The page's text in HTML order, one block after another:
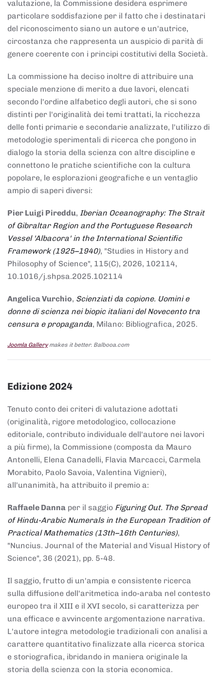
valutazione, la Commissione desidera esprimere
particolare soddisfazione per il fatto che i destinatari
del riconoscimento siano un autore e un'autrice,
circostanza che rappresenta un auspicio di parità di
genere coerente con i principi costitutivi della Società.
La commissione ha deciso inoltre di attribuire una
speciale menzione di merito a due lavori, elencati
secondo l'ordine alfabetico degli autori, che si sono
distinti per l'originalità dei temi trattati, la ricchezza
delle fonti primarie e secondarie analizzate, l'utilizzo di
metodologie sperimentali di ricerca che pongono in
dialogo la storia della scienza con altre discipline e
connettono le pratiche scientifiche con la cultura
popolare, le esplorazioni geografiche e un ventaglio
ampio di saperi diversi:
Pier Luigi Pireddu, Iberian Oceanography: The Strait
of Gibraltar Region and the Portuguese Research
Vessel 'Albacora' in the International Scientific
Framework (1925–1940), "Studies in History and
Philosophy of Science", 115(C), 2026, 102114,
10.1016/j.shpsa.2025.102114
Angelica Vurchio, Scienziati da copione. Uomini e
donne di scienza nei biopic italiani del Novecento tra
censura e propaganda, Milano: Bibliografica, 2025.
Joomla Gallerymakes it better. Balbooa.com
Edizione 2024
Tenuto conto dei criteri di valutazione adottati
(originalità, rigore metodologico, collocazione
editoriale, contributo individuale dell'autore nei lavori
a più firme), la Commissione (composta da Mauro
Antonelli, Elena Canadelli, Flavia Marcacci, Carmela
Morabito, Paolo Savoia, Valentina Vignieri),
all'unanimità, ha attribuito il premio a:
Raffaele Danna per il saggio Figuring Out. The Spread
of Hindu-Arabic Numerals in the European Tradition of
Practical Mathematics (13th–16th Centuries),
"Nuncius. Journal of the Material and Visual History of
Science", 36 (2021), pp. 5-48.
Il saggio, frutto di un'ampia e consistente ricerca
sulla diffusione dell'aritmetica indo-araba nel contesto
europeo tra il XIII e il XVI secolo, si caratterizza per
una efficace e avvincente argomentazione narrativa.
L'autore integra metodologie tradizionali con analisi a
carattere quantitativo finalizzate alla ricerca storica
e storiografica, ibridando in maniera originale la
storia della scienza con la storia economica.